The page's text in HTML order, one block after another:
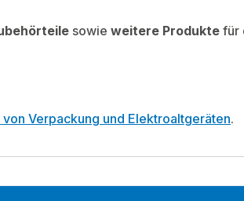
sowie weitere Produkte für
Verpackung und Elektroaltgeräten.